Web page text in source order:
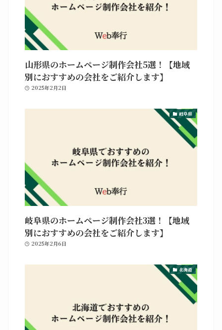
山形県のホームページ制作会社5選！【地域
別におすすめの会社をご紹介します】
2025年2月2日
岐阜県
岐阜県のホームページ制作会社3選！【地域
別におすすめの会社をご紹介します】
2025年2月6日
北海道